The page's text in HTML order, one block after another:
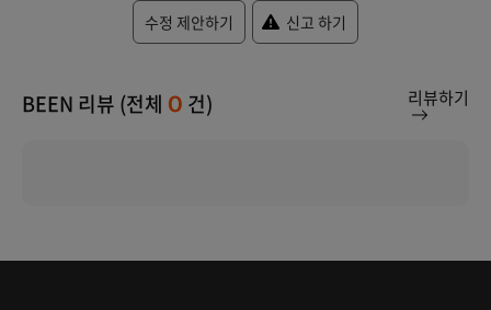
수정 제안하기 신고 하기
BEEN 리뷰 (전체 0 건) 리뷰하기